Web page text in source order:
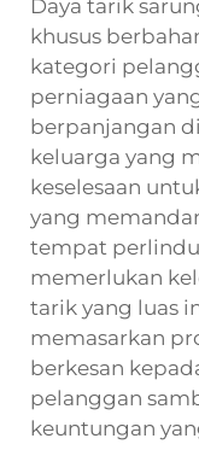
Daya tarik
khusus
kategori
perniagaan
berpanjangan
keluarga yang
keselesaan
yang
tempat
memerlukan
tarik yang luas
memasarkan
berkesan
pelanggan
keuntungan